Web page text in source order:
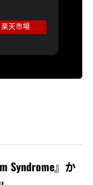
楽天市場
Syndrome』か